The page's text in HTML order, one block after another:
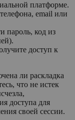
платформе.
email или
пароль, код из
доступ к
ли раскладка
что не истек
доступа для
своей сессии.